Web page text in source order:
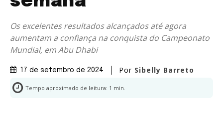
Os excelentes resultados alcançados até agora
aumentam a confiança na conquista do Campeonato
Mundial, em Abu Dhabi
17 de setembro de 2024 Por Sibelly Barreto
Tempo aproximado de leitura: 1 min.